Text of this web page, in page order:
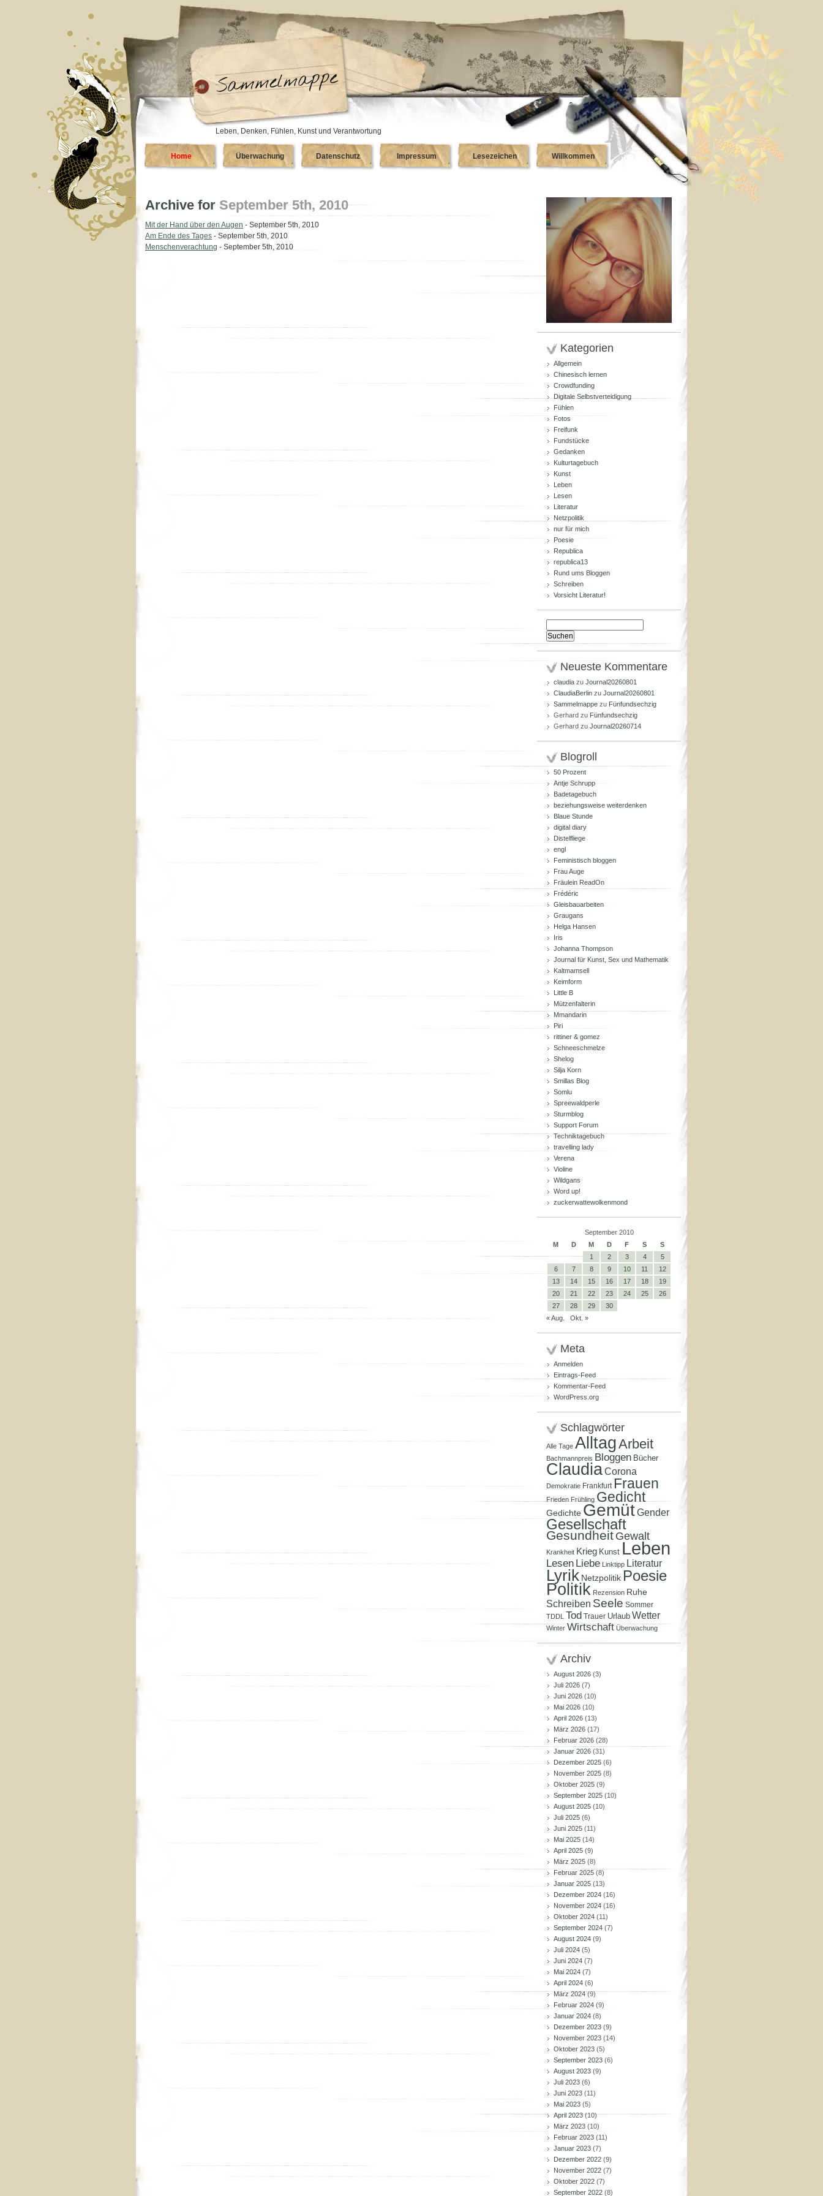
Leben, Denken, Fühlen, Kunst und Verantwortung
Home Überwachung Datenschutz Impressum Lesezeichen Willkommen
Archive for September 5th, 2010
Mit der Hand über den Augen - September 5th, 2010
Am Ende des Tages - September 5th, 2010
Menschenverachtung - September 5th, 2010
Kategorien
Allgemein
Chinesisch lernen
Crowdfunding
Digitale Selbstverteidigung
Fühlen
Fotos
Freifunk
Fundstücke
Gedanken
Kulturtagebuch
Kunst
Leben
Lesen
Literatur
Netzpolitik
nur für mich
Poesie
Republica
republica13
Rund ums Bloggen
Schreiben
Vorsicht Literatur!
nach:
Neueste Kommentare
claudia zu Journal20260801
ClaudiaBerlin zu Journal20260801
Sammelmappe zu Fünfundsechzig
Gerhard zu Fünfundsechzig
Gerhard zu Journal20260714
Blogroll
50 Prozent
Antje Schrupp
Badetagebuch
beziehungsweise weiterdenken
Blaue Stunde
digital diary
Distelfliege
engl
Feministisch bloggen
Frau Auge
Fräulein ReadOn
Frédéric
Gleisbauarbeiten
Graugans
Helga Hansen
Iris
Johanna Thompson
Journal für Kunst, Sex und Mathematik
Kaltmamsell
Keimform
Little B
Mützenfalterin
Mmandarin
Piri
rittiner & gomez
Schneeschmelze
Shelog
Silja Korn
Smillas Blog
Somlu
Spreewaldperle
Sturmblog
Support Forum
Techniktagebuch
travelling lady
Verena
Violine
Wildgans
Word up!
zuckerwattewolkenmond
September 2010
M
D M D F S
S
1
2 3 4
5
6
7 8 9 10 11
12
13
14 15 16 17 18
19
20
21 22 23 24 25
26
27
28 29
30
« Aug.
Okt. »
Meta
Anmelden
Eintrags-Feed
Kommentar-Feed
WordPress.org
Schlagwörter
Alle Tage AlltagArbeit
Bachmannpreis Bloggen Bücher
ClaudiaCorona
Demokratie Frankfurt Frauen
Frieden Frühling Gedicht
Gedichte GemütGender
Gesellschaft
Gesundheit Gewalt
Krankheit Krieg Kunst Leben
Lesen Liebe Linktipp Literatur
Lyrik Netzpolitik Poesie
Politik Rezension Ruhe
Schreiben Seele Sommer
TDDL Tod Trauer Urlaub Wetter
Winter Wirtschaft Überwachung
Archiv
August 2026 (3)
Juli 2026 (7)
Juni 2026 (10)
Mai 2026 (10)
April 2026 (13)
März 2026 (17)
Februar 2026 (28)
Januar 2026 (31)
Dezember 2025 (6)
November 2025 (8)
Oktober 2025 (9)
September 2025 (10)
August 2025 (10)
Juli 2025 (6)
Juni 2025 (11)
Mai 2025 (14)
April 2025 (9)
März 2025 (8)
Februar 2025 (8)
Januar 2025 (13)
Dezember 2024 (16)
November 2024 (16)
Oktober 2024 (11)
September 2024 (7)
August 2024 (9)
Juli 2024 (5)
Juni 2024 (7)
Mai 2024 (7)
April 2024 (6)
März 2024(9)
Februar 2024 (9)
Januar 2024 (8)
Dezember 2023 (9)
November 2023 (14)
Oktober 2023 (5)
September 2023 (6)
August 2023 (9)
Juli 2023 (6)
Juni 2023 (11)
Mai 2023 (5)
April 2023(10)
März 2023 (10)
Februar 2023 (11)
Januar 2023 (7)
Dezember 2022 (9)
November 2022 (7)
Oktober 2022 (7)
September 2022 (8)